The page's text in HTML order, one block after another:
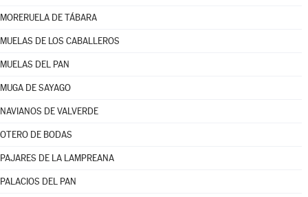
MORERUELA DE TÁBARA
MUELAS DE LOS CABALLEROS
MUELAS DEL PAN
MUGA DE SAYAGO
NAVIANOS DE VALVERDE
OTERO DE BODAS
PAJARES DE LA LAMPREANA
PALACIOS DEL PAN